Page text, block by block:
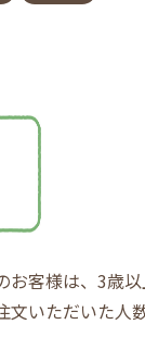
客様は、3歳以
文いただいた人